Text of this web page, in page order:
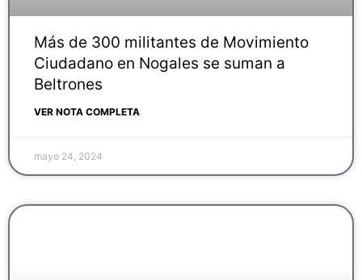
Más de 300 militantes de Movimiento
Ciudadano en Nogales se suman a
Beltrones
VER NOTA COMPLETA
mayo 24, 2024